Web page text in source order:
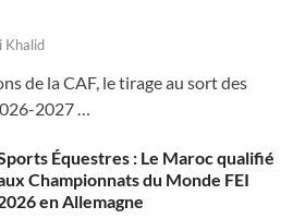
Khalid
de la CAF, le tirage au sort des
2027 …
Équestres : Le Maroc qualifié
Championnats du Monde FEI
en Allemagne